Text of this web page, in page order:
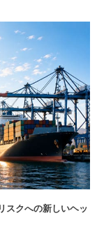
スクへの新しいヘッ